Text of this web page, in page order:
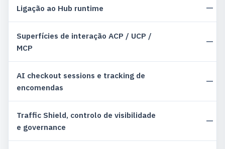
Ligação ao Hub runtime —
Superfícies de interação ACP / UCP /
MCP
—
AI checkout sessions e tracking de
encomendas
—
Traffic Shield, controlo de visibilidade
e governance
—